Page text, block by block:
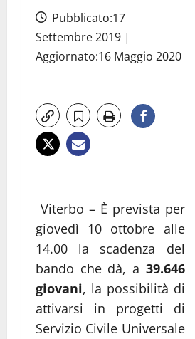
Pubblicato:17
Settembre 2019 |
Aggiornato:16 Maggio 2020
Viterbo – È prevista per
giovedì 10 ottobre alle
14.00 la scadenza del
bando che dà, a 39.646
giovani, la possibilità di
attivarsi in progetti di
Servizio Civile Universale